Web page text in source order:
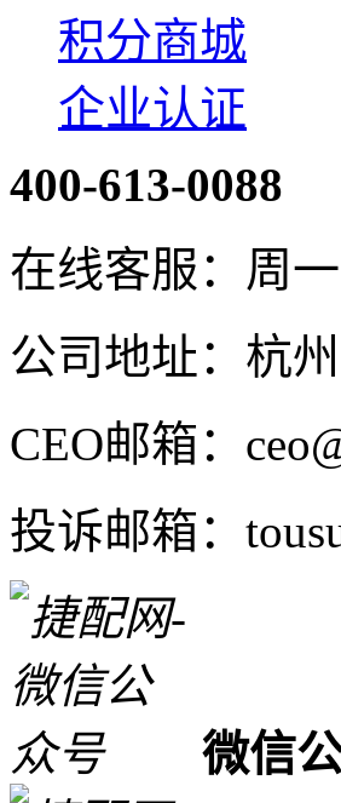
积分商城
企业认证
400-613-0088
在线客服：周
公司地址：杭
CEO邮箱：
投诉邮箱：
微信